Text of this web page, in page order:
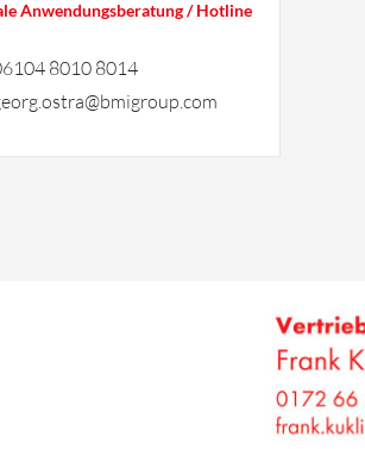
Anwendungsberatung / Hotline
8010 8014